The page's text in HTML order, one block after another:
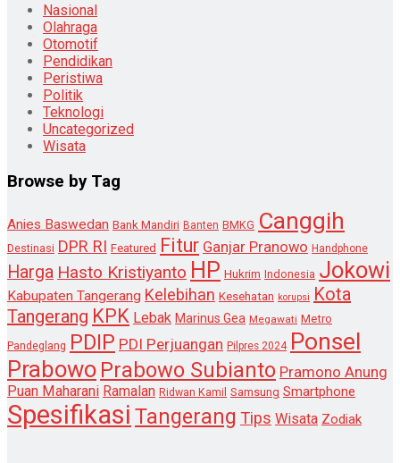
Nasional
Olahraga
Otomotif
Pendidikan
Peristiwa
Politik
Teknologi
Uncategorized
Wisata
Browse by Tag
Anies Baswedan Bank Mandiri Banten BMKG Canggih
Destinasi DPR RI Featured Fitur Ganjar Pranowo Handphone
Harga Hasto Kristiyanto HP Hukrim Indonesia Jokowi
Kabupaten Tangerang Kelebihan Kesehatan korupsi
Kota
Tangerang KPK Lebak Marinus Gea Megawati Metro
Pandeglang PDIP PDI Perjuangan Pilpres 2024 Ponsel
Prabowo Prabowo Subianto Pramono Anung
Puan Maharani Ramalan Ridwan Kamil Samsung Smartphone
Spesifikasi Tangerang Tips Wisata Zodiak